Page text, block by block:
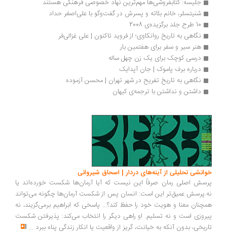
جلیسه: کتابفروشی‌ها مهم‌ترین نهاد خصوصی فرهنگی هستند
شنیتسلر، خانم بئاته و پسرش در گفت‌وگو با علی‌اصغر حداد
10 طرح جلد برگزیده‌ی 2008
نگاهی به تاریخ روانکاوی؛ از فروید تاکنون | علی غزالی‌فر
هنر سیر و سفر برای هفتمین بار
درسی کوچک برای یک زن چهل ساله
درباره برف پاموک | جان آپدایک
نگاهی به تاریخ تفریح در شهر تهران | محسن آزموده
داشتن و نداشتن با ترجمه‌ی کیهان
خوانشی تحلیلی از آینه‌های دردار | اسحاق شیروانی
پرسش اصلی رمان صرفاً این نیست که آیا آرمان‌ها شکست خورده‌اند یا
نه.پرسش عمیق‌تر این است: انسان پس از شکست آرمان‌ها چگونه می‌تواند
همچنان معنا و هویت خود را حفظ کند؟... پاسخی که ابراهیم برمی‌گزیند، نه
پیروزی است و نه تسلیم. او راهی دیگر را انتخاب می‌کند: پذیرفتن شکست
تاریخی، بدون آنکه به خیانت، گریز از واقعیت یا انکار زندگی پناه ببرد ...